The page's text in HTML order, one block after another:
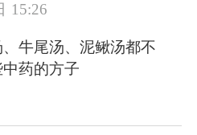
15:26
牛尾汤、泥鳅汤都不
药的方子